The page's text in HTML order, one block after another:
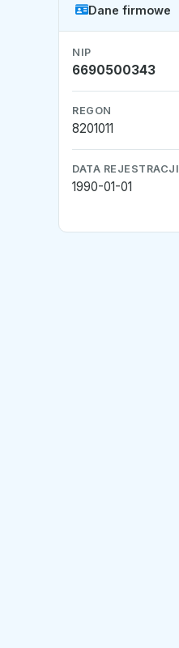
Dane firmowe
NIP
6690500343
REGON
8201011
DATA REJESTRACJI
1990-01-01